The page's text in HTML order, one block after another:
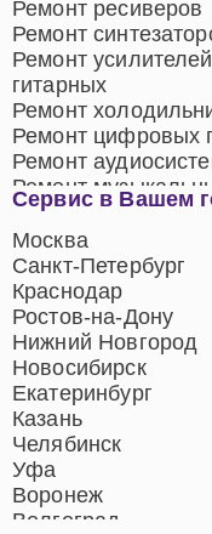
Сервис в Вашем
Москва
Санкт-Петербург
Краснодар
Ростов-на-Дону
Нижний Новгород
Новосибирск
Екатеринбург
Казань
Челябинск
Уфа
Воронеж
Волгоград
Ремонт ресиверов
Ремонт
Ремонт усилителей
гитарных
Ремонт
Ремонт цифровых
Ремонт
Ремонт
центров
Ремонт домашних
кинотеатров
Ремонт микрофонов
Ремонт
систем